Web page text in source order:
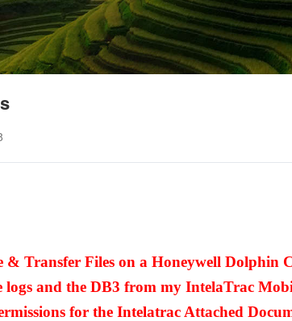
& Transfer Files on a Honeywell Dolphin
logs and the DB3 from my IntelaTrac
for the Intelatrac Attached